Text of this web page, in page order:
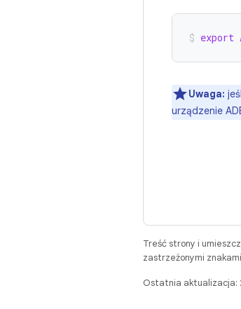
export
Uwaga:
urządzenie
Treść strony i
zastrzeżonymi
Ostatnia aktualizacja: